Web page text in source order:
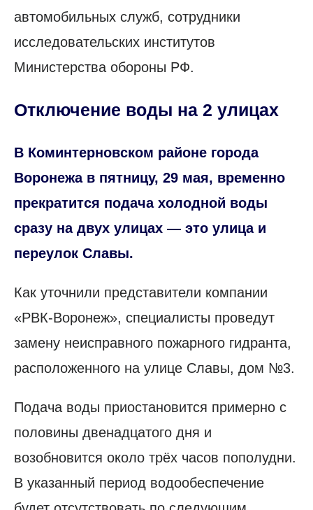
автомобильных служб, сотрудники
исследовательских институтов
Министерства обороны РФ.
Отключение воды на 2 улицах
В Коминтерновском районе города
Воронежа в пятницу, 29 мая, временно
прекратится подача холодной воды
сразу на двух улицах — это улица и
переулок Славы.
Как уточнили представители компании
«РВК-Воронеж», специалисты проведут
замену неисправного пожарного гидранта,
расположенного на улице Славы, дом №3.
Подача воды приостановится примерно с
половины двенадцатого дня и
возобновится около трёх часов пополудни.
В указанный период водообеспечение